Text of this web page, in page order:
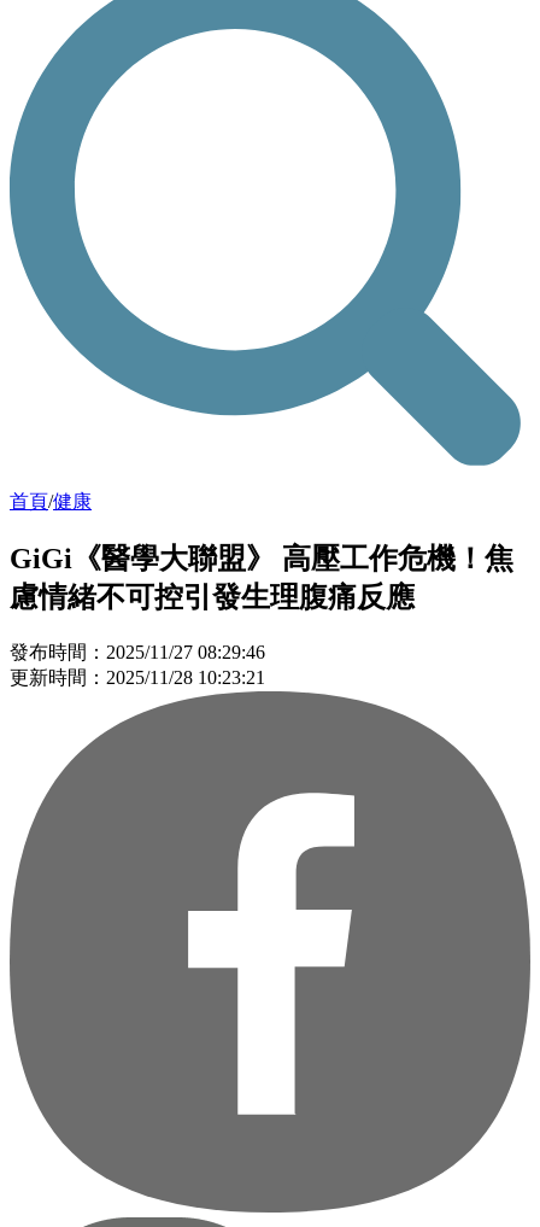
首頁/健康
GiGi《醫學大聯盟》 高壓工作危機！焦
慮情緒不可控引發生理腹痛反應
發布時間：2025/11/27 08:29:46
更新時間：2025/11/28 10:23:21